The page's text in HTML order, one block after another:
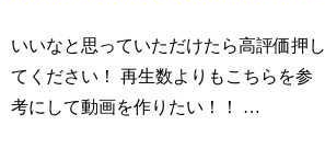
いいなと思っていただけたら高評価押し
てください！ 再生数よりもこちらを参
考にして動画を作りたい！！ …